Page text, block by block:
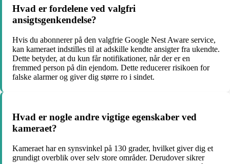
Hvad er fordelene ved valgfri
ansigtsgenkendelse?
Hvis du abonnerer på den valgfrie Google Nest Aware service,
kan kameraet indstilles til at adskille kendte ansigter fra ukendte.
Dette betyder, at du kun får notifikationer, når der er en
fremmed person på din ejendom. Dette reducerer risikoen for
falske alarmer og giver dig større ro i sindet.
Hvad er nogle andre vigtige egenskaber ved
kameraet?
Kameraet har en synsvinkel på 130 grader, hvilket giver dig et
grundigt overblik over selv store områder. Derudover sikrer